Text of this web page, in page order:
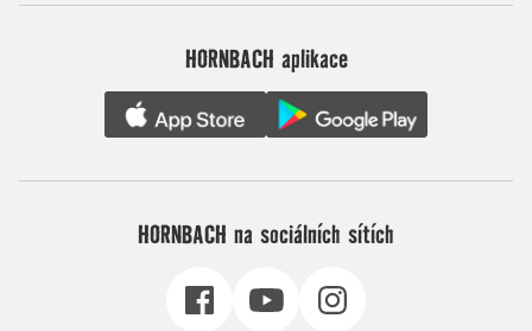
HORNBACH aplikace
HORNBACH na sociálních sítích